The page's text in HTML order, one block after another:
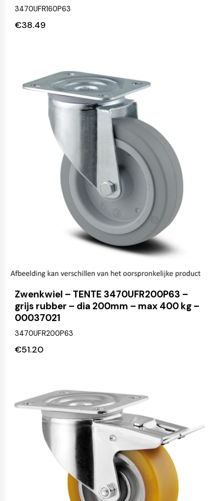
3470UFR160P63
€38.49
Zwenkwiel – TENTE 3470UFR200P63 –
grijs rubber – dia 200mm – max 400 kg –
00037021
3470UFR200P63
€51.20